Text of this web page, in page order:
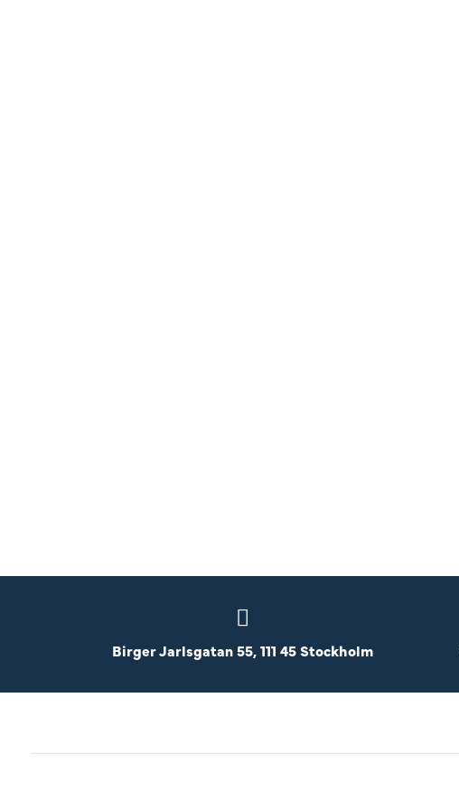
Birger Jarlsgatan 55, 111 45 Stockholm